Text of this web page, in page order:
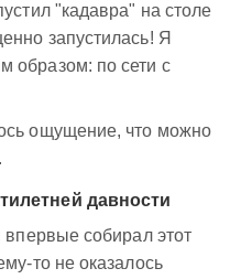
"кадавра" на столе
запустилась! Я
образом: по сети с
ощущение, что можно
давности
впервые собирал этот
то не оказалось